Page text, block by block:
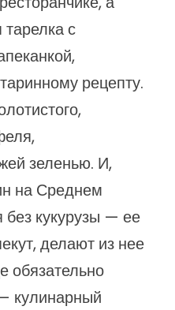
с
рецепту.
зеленью. И,
на Среднем
без кукурузы — ее
делают из нее
обязательно
кулинарный